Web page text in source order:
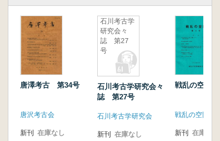
唐澤考古 第34号
唐沢考古会
新刊 在庫なし
石川考古学
研究会々
誌 第27
号
石川考古学研究会々
誌 第27号
石川考古学研究会
新刊 在庫なし
戦乱の空間
戦乱の空間編
新刊 在庫なし